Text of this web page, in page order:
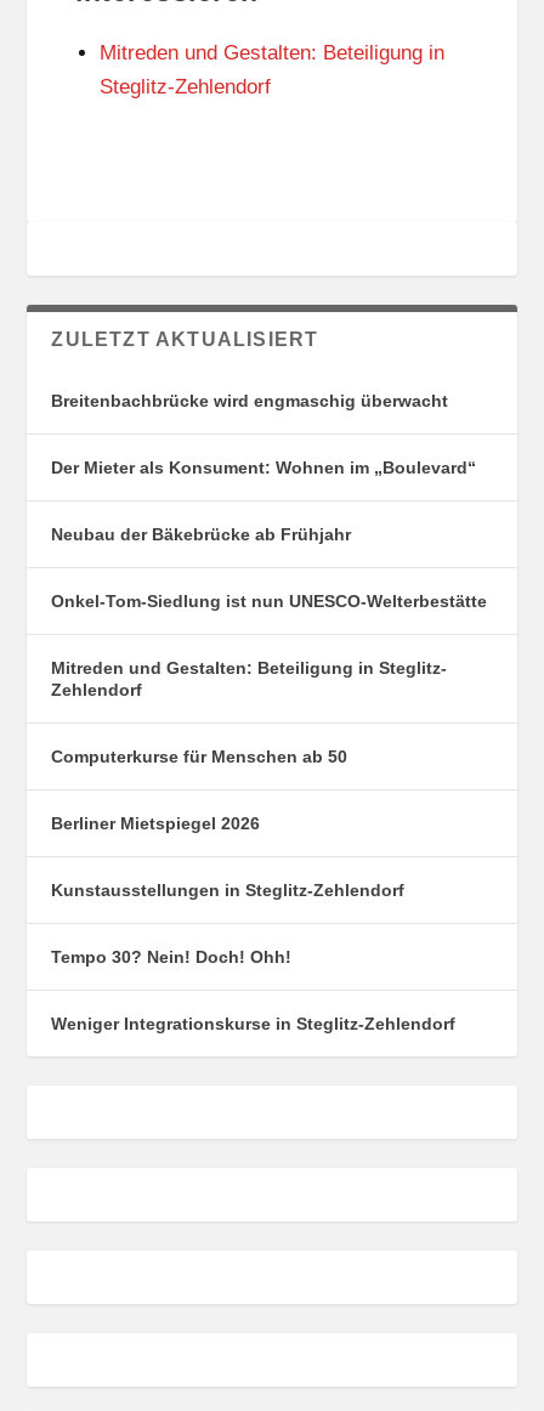
N
S
O
N
Mitreden und Gestalten: Beteiligung in
Steglitz-Zehlendorf
ZULETZT AKTUALISIERT
Breitenbachbrücke wird engmaschig überwacht
Der Mieter als Konsument: Wohnen im „Boulevard“
Neubau der Bäkebrücke ab Frühjahr
Onkel-Tom-Siedlung ist nun UNESCO-Welterbestätte
Mitreden und Gestalten: Beteiligung in Steglitz-
Zehlendorf
Computerkurse für Menschen ab 50
Berliner Mietspiegel 2026
Kunstausstellungen in Steglitz-Zehlendorf
Tempo 30? Nein! Doch! Ohh!
Weniger Integrationskurse in Steglitz-Zehlendorf